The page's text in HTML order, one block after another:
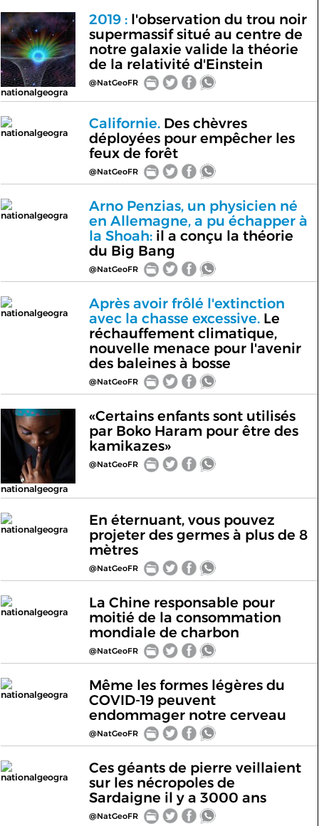
nationalgeogra
2019 :l'observation du trou noir
supermassif situé au centre de
notre galaxie valide la théorie
de la relativité d'Einstein
@NatGeoFR
nationalgeogra
Californie.Des chèvres
déployées pour empêcher les
feux de forêt
@NatGeoFR
nationalgeogra
Arno Penzias, un physicien né
en Allemagne, a pu échapper à
la Shoah:il a conçu la théorie
du Big Bang
@NatGeoFR
nationalgeogra
Après avoir frôlé l'extinction
avec la chasse excessive.Le
réchauffement climatique,
nouvelle menace pour l'avenir
des baleines à bosse
@NatGeoFR
nationalgeogra
«Certains enfants sont utilisés
par Boko Haram pour être des
kamikazes»
@NatGeoFR
nationalgeogra
En éternuant, vous pouvez
projeter des germes à plus de 8
mètres
@NatGeoFR
nationalgeogra
La Chine responsable pour
moitié de la consommation
mondiale de charbon
@NatGeoFR
nationalgeogra
Même les formes légères du
COVID-19 peuvent
endommager notre cerveau
@NatGeoFR
nationalgeogra
Ces géants de pierre veillaient
sur les nécropoles de
Sardaigne il y a 3000 ans
@NatGeoFR